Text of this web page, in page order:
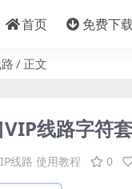
首页 免费下载
正文
VIP线路字符
线路 使用教程 0